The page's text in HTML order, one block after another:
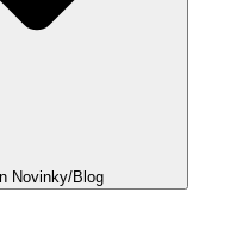
Novinky/Blog